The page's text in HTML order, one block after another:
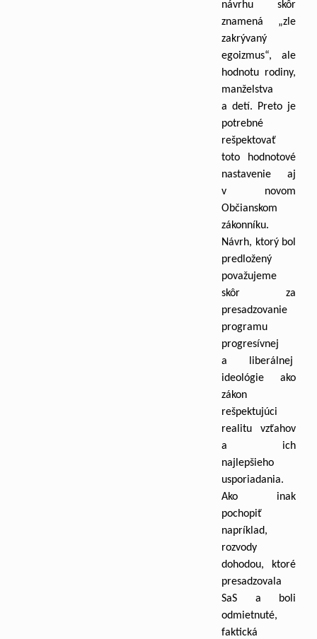
návrhu skôr
znamená „zle
zakrývaný
egoizmus“, ale
hodnotu rodiny,
manželstva
a detí. Preto je
potrebné
rešpektovať
toto hodnotové
nastavenie aj
v novom
Občianskom
zákonníku.
Návrh, ktorý bol
predložený
považujeme
skôr za
presadzovanie
programu
progresívnej
a liberálnej
ideológie ako
zákon
rešpektujúci
realitu vzťahov
a ich
najlepšieho
usporiadania.
Ako inak
pochopiť
napríklad,
rozvody
dohodou, ktoré
presadzovala
SaS a boli
odmietnuté,
faktická